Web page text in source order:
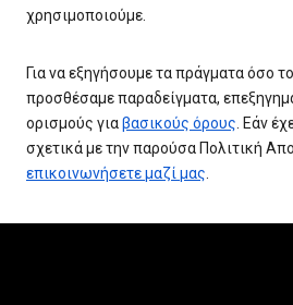
χρησιμοποιούμε.
Για να εξηγήσουμε τα πράγματα όσο
προσθέσαμε παραδείγματα,
ορισμούς γιαβασικούς όρους . Εάν
σχετικά με την παρούσα Πολιτική
επικοινωνήσετε μαζί μας